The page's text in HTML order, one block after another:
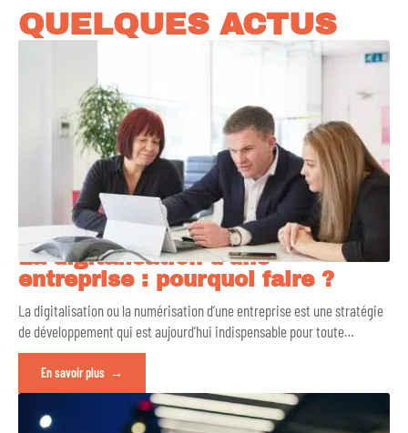
QUELQUES ACTUS
La digitalisation d’une
entreprise : pourquoi faire ?
La digitalisation ou la numérisation d’une entreprise est une stratégie
de développement qui est aujourd’hui indispensable pour toute…
En savoir plus